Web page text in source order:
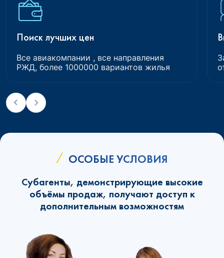
Поиск лучших цен
Все авиакомпании , все направления
РЖД, более 1000000 вариантов жилья
ОСОБЫЕ УСЛОВИЯ
Субагенты, демонстрирующие высокие
объёмы продаж, получают доступ к
дополнительным возможностям